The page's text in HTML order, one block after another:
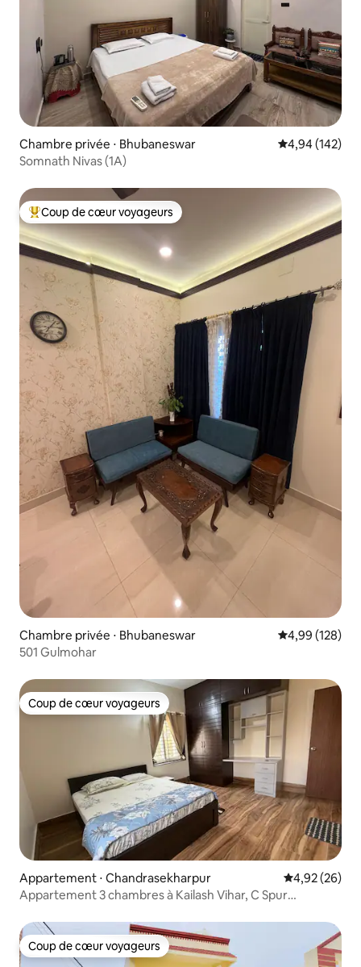
Chambre privée ⋅ Bhubaneswar Évaluation
4,94 (142)
Somnath Nivas (1A)
Coups de cœur voyageurs les plus appréciés
Coup de cœur voyageurs
Chambre privée ⋅ Bhubaneswar Évaluation
4,99 (128)
501 Gulmohar
Coup de cœur voyageurs
Coup de cœur voyageurs
Appartement ⋅ Chandrasekharpur Évaluation
4,92 (26)
Appartement 3 chambres à Kailash Vihar, C Spur
Coup de cœur voyageurs
Coup de cœur voyageurs